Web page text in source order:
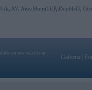
jk AV AiwaShuraLLP, DoubleD
un nav saistīts ar
Galvena